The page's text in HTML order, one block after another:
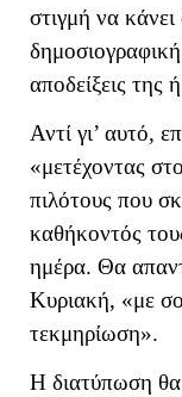
στιγμή να
αποδείξεις της
Αντί γι’ αυτό,
«μετέχοντας
πιλότους που
καθήκοντός
ημέρα. Θα
Κυριακή, «με
τεκμηρίωση».
Η διατύπωση